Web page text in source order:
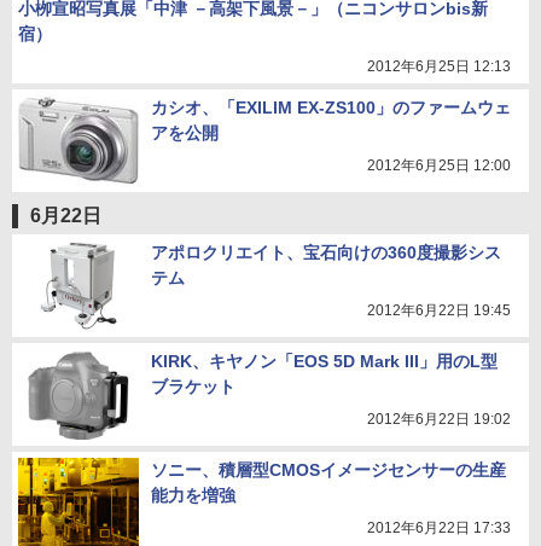
小栁宣昭写真展「中津 －高架下風景－」（ニコンサロンbis新
宿）
2012年6月25日 12:13
カシオ、「EXILIM EX-ZS100」のファームウェ
アを公開
2012年6月25日 12:00
6月22日
アポロクリエイト、宝石向けの360度撮影シス
テム
2012年6月22日 19:45
KIRK、キヤノン「EOS 5D Mark III」用のL型
ブラケット
2012年6月22日 19:02
ソニー、積層型CMOSイメージセンサーの生産
能力を増強
2012年6月22日 17:33